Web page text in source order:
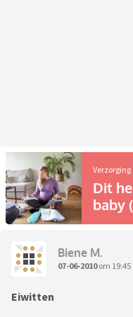
Verzorging
Dit
baby
Biene M.
07-06-2010om 19:45
Eiwitten